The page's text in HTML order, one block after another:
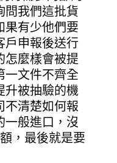
問我們這批貨
果有少他們要
戶申報後送行
怎麼樣會被提
一文件不齊全
升被抽驗的機
不清楚如何報
一般進口，沒
，最後就是要